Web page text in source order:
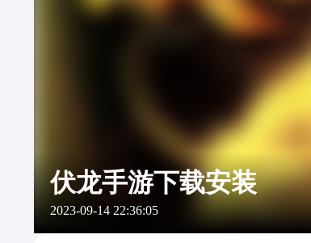
伏龙手游下载安装
2023-09-14 22:36:05